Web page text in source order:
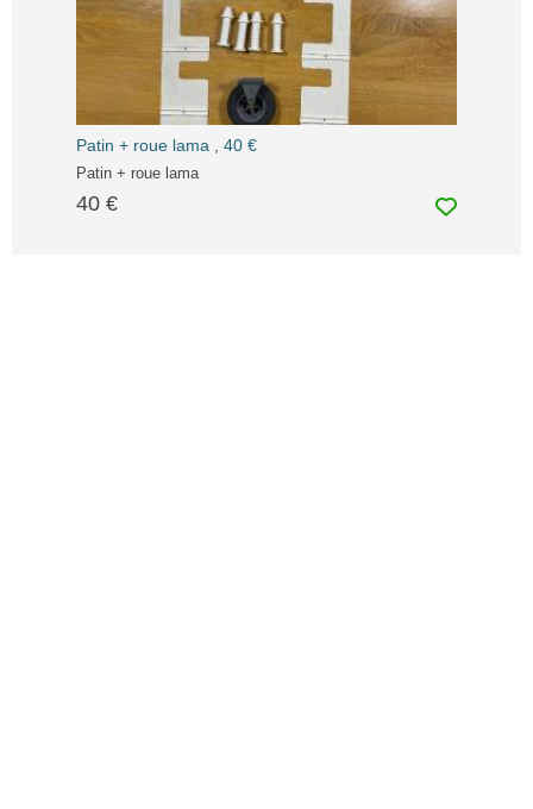
Patin + roue lama , 40 €
Patin + roue lama
40 €